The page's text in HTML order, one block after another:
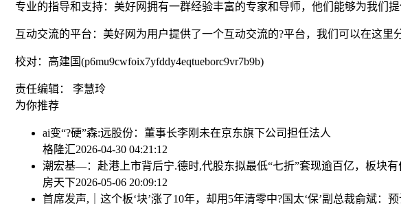
专业的指导和支持：美好网拥有一群经验丰富的专家和导师，他们能够为我们
互动交流的平台：美好网为用户提供了一个互动交流的?平台，我们可以在这里
校对：高建国(p6mu9cwfoix7yfddy4eqtueborc9vr7b9b)
责任编辑： 李慧玲
为你推荐
​ai变“?硬”森:远股份：董事长李刚未在京东旗下公司担任法人
格隆汇2026-04-30 04:21:12
潮宏基—：赴港上市背后宁.德时,代股东拟最低“七折”套现逾百亿，板块有
房天下2026-05-06 20:09:12
首席发声,｜这个板‘块’涨了10年，却用5年清零中?国太‘保’副总裁俞斌：